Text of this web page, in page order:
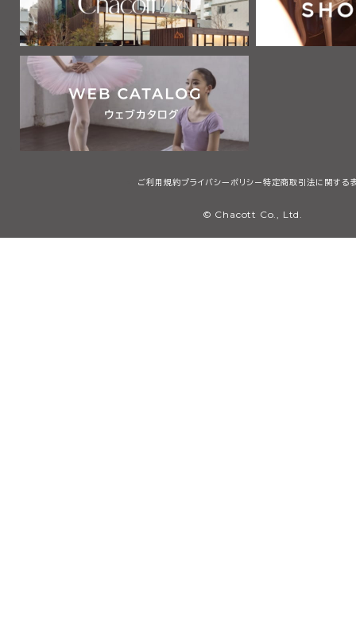
ご利用規約プライバシーポリシー 特定商取引法に関する
© Chacott Co., Ltd.